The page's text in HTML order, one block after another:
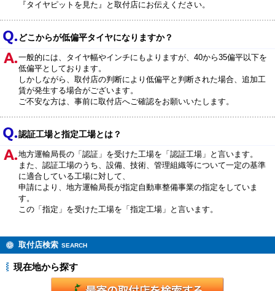
『タイヤピットを見た』と取付店にお伝えください。
どこからが低偏平タイヤになりますか？
一般的には、タイヤ幅やインチにもよりますが、40から35偏平以下を
低偏平としております。
しかしながら、取付店の判断により低偏平と判断された場合、追加工
賃が発生する場合がございます。
ご不安な方は、事前に取付店へご確認をお願いいたします。
認証工場と指定工場とは？
地方運輸局長の「認証」を受けた工場を「認証工場」と言います。
また、認証工場のうち、設備、技術、管理組織等について一定の基準
に適合している工場に対して、
申請により、地方運輸局長が指定自動車整備事業の指定をしていま
す。
この「指定」を受けた工場を「指定工場」と言います。
取付店検索 SEARCH
現在地から探す